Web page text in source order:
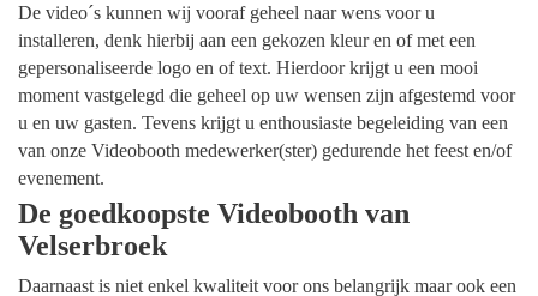
De video´s kunnen wij vooraf geheel naar wens voor u
installeren, denk hierbij aan een gekozen kleur en of met een
gepersonaliseerde logo en of text. Hierdoor krijgt u een mooi
moment vastgelegd die geheel op uw wensen zijn afgestemd voor
u en uw gasten. Tevens krijgt u enthousiaste begeleiding van een
van onze Videobooth medewerker(ster) gedurende het feest en/of
evenement.
De goedkoopste Videobooth van
Velserbroek
Daarnaast is niet enkel kwaliteit voor ons belangrijk maar ook een